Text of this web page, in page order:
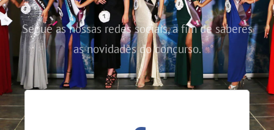
Segue as nossas redes sociais, a fim de saberes
as novidades do concurso.